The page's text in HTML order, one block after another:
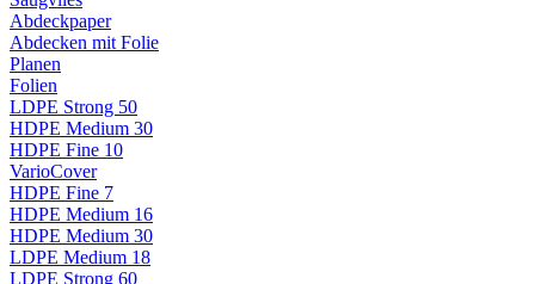
Abdeckpaper
Abdecken mit Folie
Planen
Folien
LDPE Strong 50
HDPE Medium 30
HDPE Fine 10
VarioCover
HDPE Fine 7
HDPE Medium 16
HDPE Medium 30
LDPE Medium 18
LDPE Strong 60